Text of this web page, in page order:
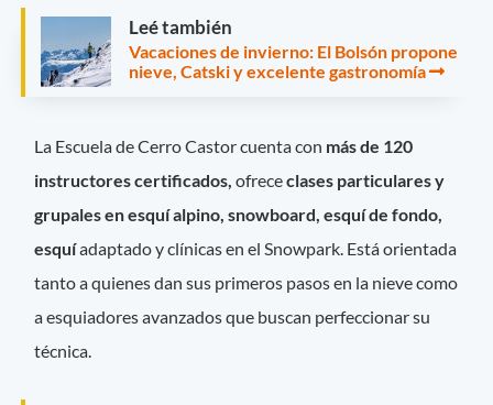
Leé también
Vacaciones de invierno: El Bolsón propone
nieve, Catski y excelente gastronomía
La Escuela de Cerro Castor cuenta con más de 120
instructores certificados, ofrececlases particulares y
grupales en esquí alpino, snowboard, esquí de fondo,
esquíadaptado y clínicas en el Snowpark. Está orientada
tanto a quienes dan sus primeros pasos en la nieve como
a esquiadores avanzados que buscan perfeccionar su
técnica.